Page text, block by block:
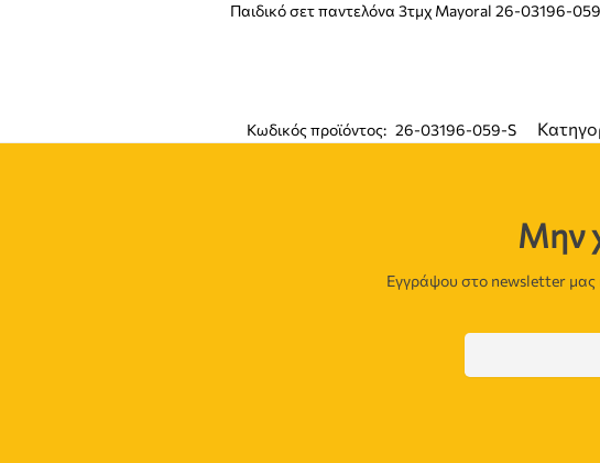
Παιδικό σετ παντελόνα 3τμχ Mayoral 26-03196-
Κωδικός προϊόντος: 26-03196-059-S
Μην
Εγγράψου στο newsletter μας